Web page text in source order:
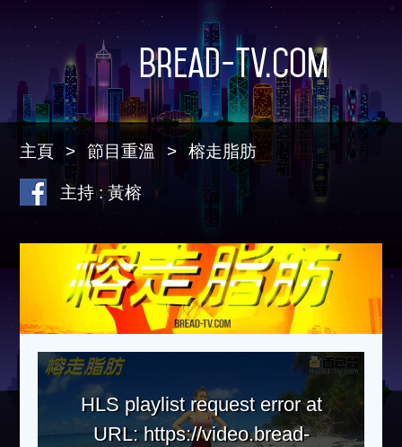
Bread-TV.com
主頁 節目重溫 榕走脂肪
主持 : 黃榕
HLS playlist request error at
URL: https://video.bread-